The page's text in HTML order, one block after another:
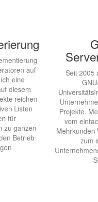
auf
eine
diesem
reichen
Listen
für
zu ganzen
Betrieb
Seit 2005
Projekte.
vom
Mehrkunden
zum